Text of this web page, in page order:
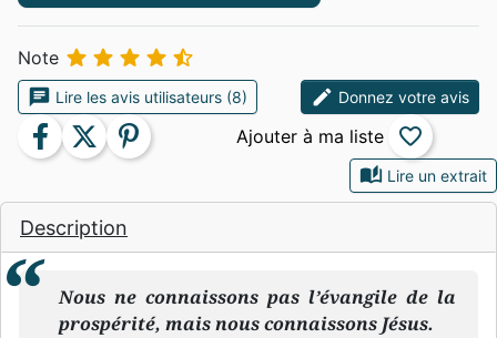
auto_stories Lire un extrait
Description
Nous ne connaissons pas l’évangile de la
prospérité, mais nous connaissons Jésus.
Note     
chat Lire les avis utilisateurs (8) edit Donnez votre avis
facebook twitter pinterest favorite_border